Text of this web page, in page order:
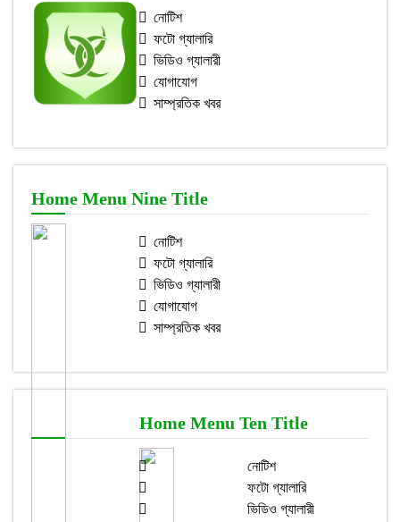
নোটিশ
ফটো গ্যালারি
ভিডিও গ্যালারী
যোগাযোগ
সাম্প্রতিক খবর
Home Menu Nine Title
নোটিশ
ফটো গ্যালারি
ভিডিও গ্যালারী
যোগাযোগ
সাম্প্রতিক খবর
Home Menu Ten Title
নোটিশ
ফটো গ্যালারি
ভিডিও গ্যালারী